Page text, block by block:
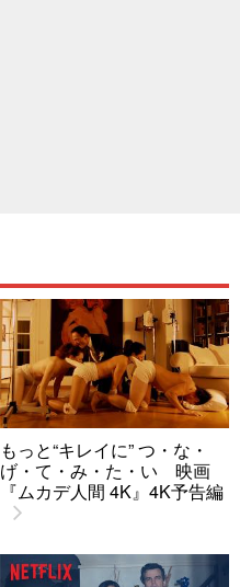
もっと“キレイに” つ・な・
げ・て・み・た・い 映画
『ムカデ人間 4K』4K予告編